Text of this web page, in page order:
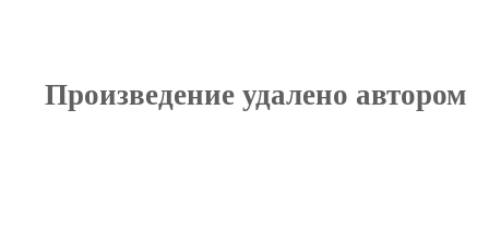
Произведение удалено автором